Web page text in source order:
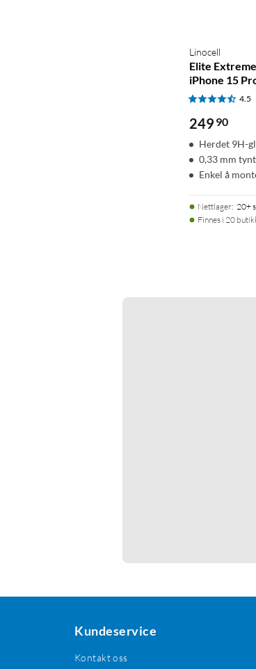
Linocell
Elite
iPhone 15
4.5
249 90
Herdet 9H-
0,33 mm tynt
Enkel å
Nettlager: 20+
Finnes i 20
Kundeservice
Kontakt oss